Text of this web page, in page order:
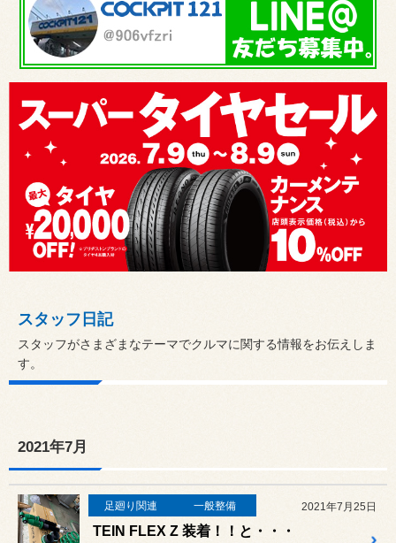
スタッフ日記
スタッフがさまざまなテーマでクルマに関する情報をお伝えしま
す。
2021年7月
足廻り関連 一般整備 2021年7月25日
TEIN FLEX Z 装着！！と・・・